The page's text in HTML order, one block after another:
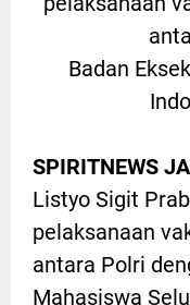
Badan
SPIRITNEWS
Listyo Sigit
pelaksanaan
antara Polri
Mahasiswa